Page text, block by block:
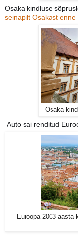
Osaka kindluse
seinapilt Osakast enne
Osaka
Auto sai renditud
Euroopa 2003 aasta